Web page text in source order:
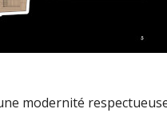
modernité